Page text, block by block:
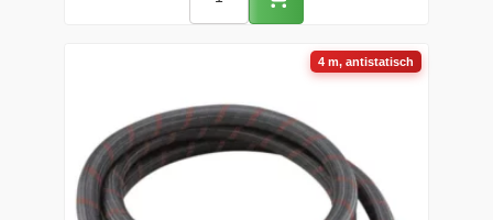
4 m, antistatisch